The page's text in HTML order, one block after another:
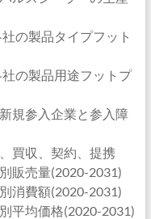
の製品タイプフット
の製品用途フットプ
規参入企業と参入障
買収、契約、提携
販売量(2020-2031)
消費額(2020-2031)
平均価格(2020-2031)